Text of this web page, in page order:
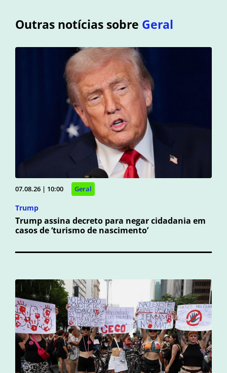
Outras notícias sobre Geral
07.08.26 | 10:00 Geral
Trump
Trump assina decreto para negar cidadania em
casos de ‘turismo de nascimento’